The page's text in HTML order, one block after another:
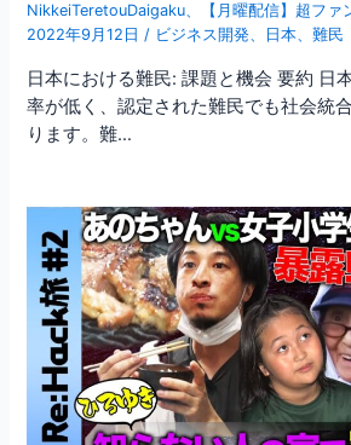
NikkeiTeretouDaigaku、 【月曜配信】超フ
2022年9月12日 / ビジネス開発、 日本、難民
日本における難民: 課題と機会 要約 日
率が低く、認定された難民でも社会統
ります。難…